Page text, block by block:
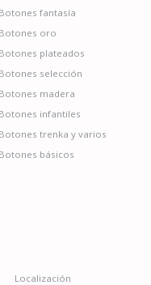
Botones fantasía
Botones oro
Botones plateados
Botones selección
Botones madera
Botones infantiles
Botones trenka y varios
Botones básicos
Localización